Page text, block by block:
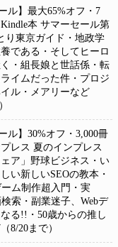
ル】最大65%オフ・7
本 サマーセール第
り東京ガイド・地政学
である・そしてヒーロ
・組長娘と世話係・転
イムだった件・プロジ
ル・メアリーなど
ル】30%オフ・3,000冊
レス 夏のインプレス
ア」野球ビジネス・い
い新しいSEOの教本・
ム制作超入門・実
索・副業迷子、Webデ
る!!・50歳からの推し
8/20まで）